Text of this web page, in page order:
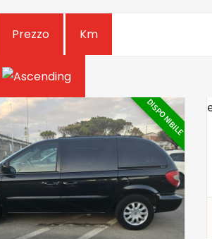
Prezzo Km
DISPONIBILE